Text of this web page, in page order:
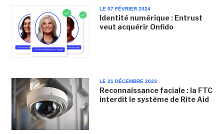
LE 07 FÉVRIER 2024
Identité numérique : Entrust
veut acquérir Onfido
LE 21 DÉCEMBRE 2023
Reconnaissance faciale : la FTC
interdit le système de Rite Aid